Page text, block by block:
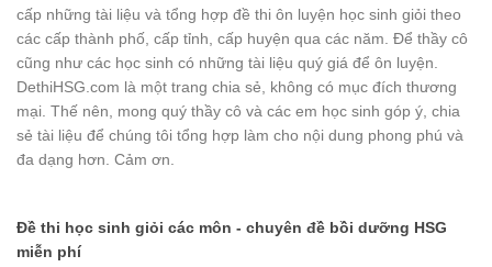
cấp những tài liệu và tổng hợp đề thi ôn luyện học sinh giỏi theo
các cấp thành phố, cấp tỉnh, cấp huyện qua các năm. Để thầy cô
cũng như các học sinh có những tài liệu quý giá để ôn luyện.
DethiHSG.com là một trang chia sẻ, không có mục đích thương
mại. Thế nên, mong quý thầy cô và các em học sinh góp ý, chia
sẻ tài liệu để chúng tôi tổng hợp làm cho nội dung phong phú và
đa dạng hơn. Cảm ơn.
Đề thi học sinh giỏi các môn - chuyên đề bồi dưỡng HSG
miễn phí